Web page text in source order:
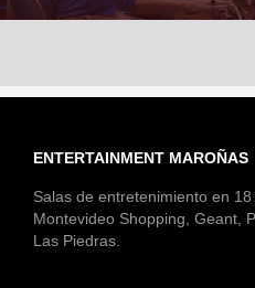
ENTERTAINMENT MAROÑAS
Salas de entretenimiento en 18
Montevideo Shopping, Geant,
Las Piedras.